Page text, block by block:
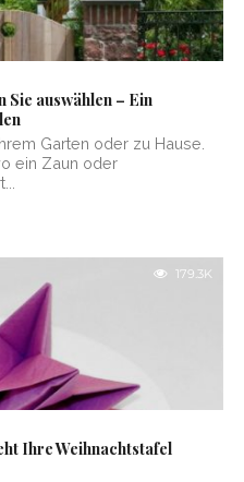
auswählen – Ein
Garten oder zu Hause.
ein Zaun oder
179.3K
Ihre Weihnachtstafel